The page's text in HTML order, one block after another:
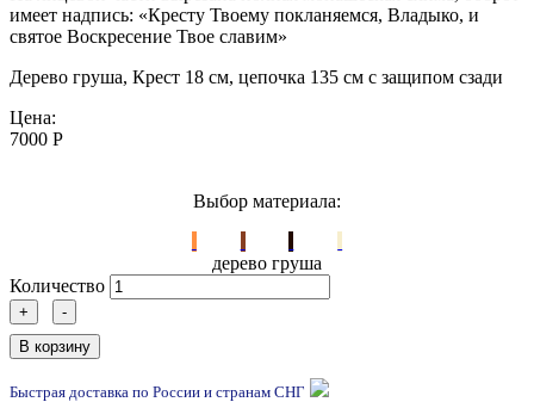
имеет надпись: «Кресту Твоему покланяемся, Владыко, и
святое Воскресение Твое славим»
Дерево груша, Крест 18 см, цепочка 135 см с защипом сзади
Цена:
7000 Р
Выбор материала:
дерево груша
Количество
+
-
В корзину
Быстрая доставка по России и странам СНГ